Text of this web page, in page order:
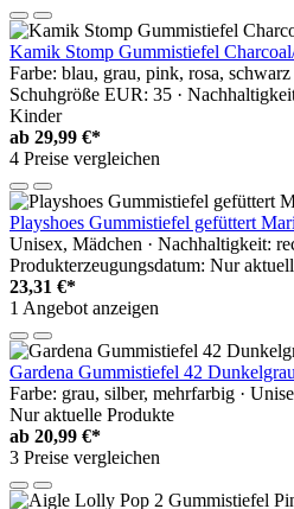
Kamik Stomp Gummistiefel
Farbe: blau, grau, pink, rosa,
Schuhgröße EUR: 35 ·
Kinder
ab 29,99 €*
4 Preise vergleichen
Playshoes Gummistiefel gefüttert
Unisex, Mädchen · Nachhaltigkeit:
Produkterzeugungsdatum: Nur
23,31 €*
1 Angebot anzeigen
Gardena Gummistiefel 42 Dunkelgrau
Farbe: grau, silber, mehrfarbig ·
Nur aktuelle Produkte
ab 20,99 €*
3 Preise vergleichen